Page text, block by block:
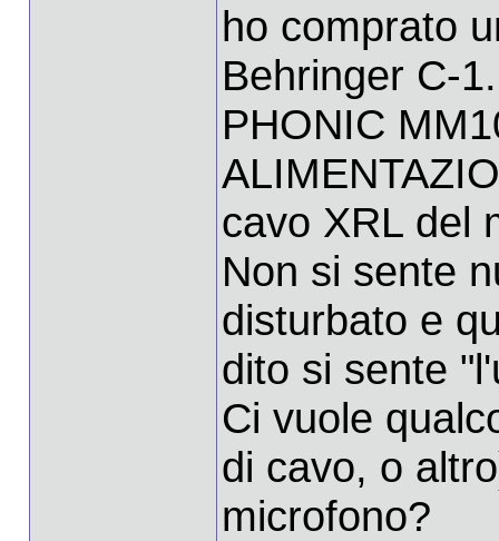
ho comprato
Behringer C-
PHONIC
cavo XRL del
Non si sente
disturbato e
dito si sente
Ci vuole
di cavo, o
microfono?